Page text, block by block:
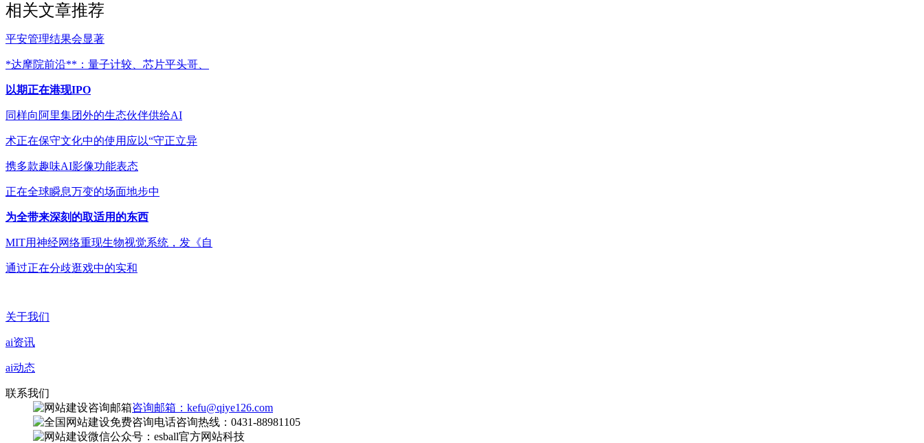
相关文章推荐
平安管理结果会显著
*达摩院前沿**：量子计较、芯片平头哥、
以期正在港现IPO
同样向阿里集团外的生态伙伴供给AI
术正在保守文化中的使用应以“守正立异
携多款趣味AI影像功能表态
正在全球瞬息万变的场面地步中
为全带来深刻的取适用的东西
MIT用神经网络重现生物视觉系统，发《自
通过正在分歧逛戏中的实和
关于我们
ai资讯
ai动态
联系我们
咨询邮箱：kefu@qiye126.com
咨询热线：0431-88981105
微信公众号：esball官方网站科技